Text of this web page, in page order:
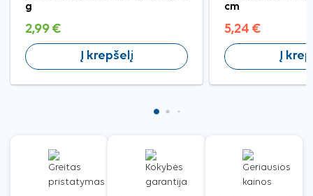
g
2,99 €
Į krepšelį
cm
5,24 €
Į